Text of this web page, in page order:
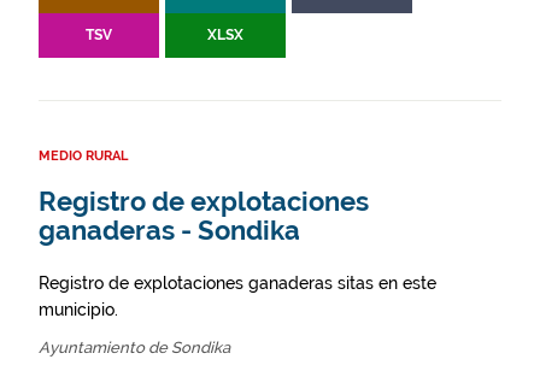
TSV XLSX
MEDIO RURAL
Registro de explotaciones
ganaderas - Sondika
Registro de explotaciones ganaderas sitas en este
municipio.
Ayuntamiento de Sondika